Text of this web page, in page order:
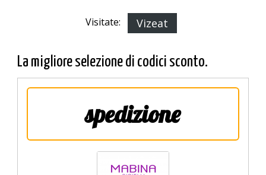
Visitate: Vizeat
La migliore selezione di codici sconto.
spedizione